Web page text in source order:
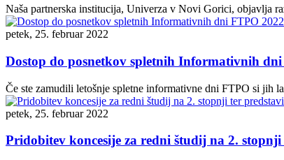
Naša partnerska institucija, Univerza v Novi Gorici, objavlja
petek, 25. februar 2022
Dostop do posnetkov spletnih Informativnih
Če ste zamudili letošnje spletne informativne dni FTPO si
petek, 25. februar 2022
Pridobitev koncesije za redni študij na 2.